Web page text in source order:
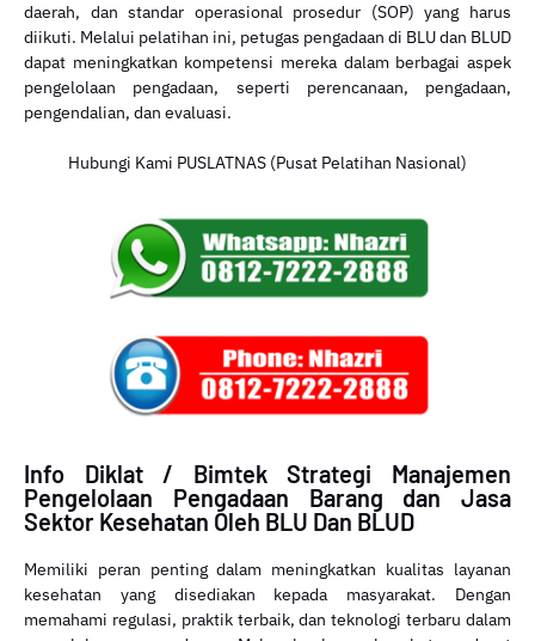
daerah, dan standar operasional prosedur (SOP) yang harus
diikuti. Melalui pelatihan ini, petugas pengadaan di BLU dan BLUD
dapat meningkatkan kompetensi mereka dalam berbagai aspek
pengelolaan pengadaan, seperti perencanaan, pengadaan,
pengendalian, dan evaluasi.
Hubungi Kami PUSLATNAS (Pusat Pelatihan Nasional)
Info Diklat / Bimtek Strategi Manajemen
Pengelolaan Pengadaan Barang dan Jasa
Sektor Kesehatan Oleh BLU Dan BLUD
Memiliki peran penting dalam meningkatkan kualitas layanan
kesehatan yang disediakan kepada masyarakat. Dengan
memahami regulasi, praktik terbaik, dan teknologi terbaru dalam